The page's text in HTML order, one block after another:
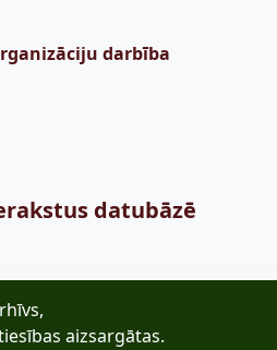
darbība
datubāzē
aizsargātas.